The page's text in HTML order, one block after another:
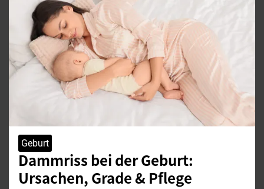
Geburt
Dammriss bei der Geburt:
Ursachen, Grade & Pflege